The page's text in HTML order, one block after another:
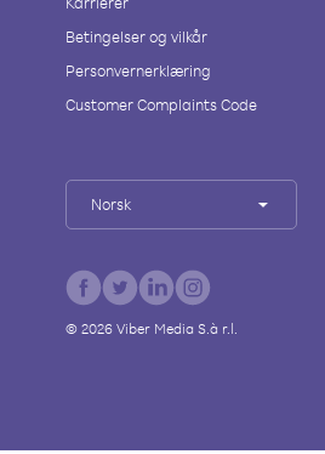
Betingelser og vilkår
Personvernerklæring
Customer Complaints Code
Norsk
© 2026Viber Media S.à r.l.